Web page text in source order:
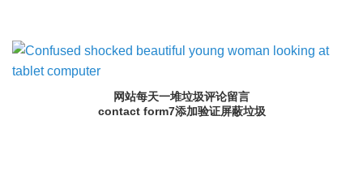
网站每天一堆垃圾评论留言
contact form7添加验证屏蔽垃圾